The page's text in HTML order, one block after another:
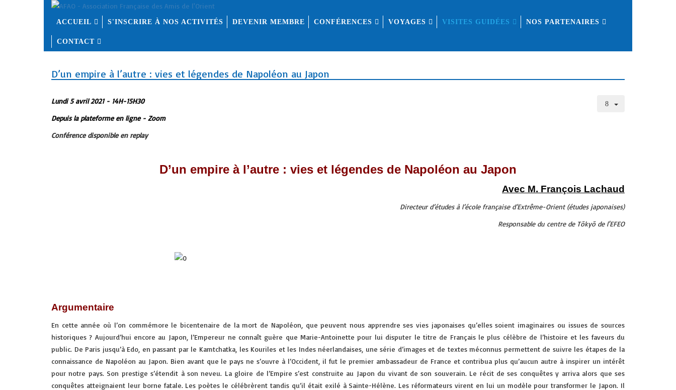
ACCUEIL S'INSCRIRE À NOS ACTIVITÉS DEVENIR MEMBRE CONFÉRENCES VOYAGES VISITES GUIDÉES NOS PARTENAIRES
CONTACT
D’un empire à l’autre : vies et légendes de Napoléon au Japon
Lundi 5 avril 2021 - 14H-15H30
Depuis la plateforme en ligne - Zoom
Conférence disponible en replay
D’un empire à l’autre : vies et légendes de Napoléon au Japon
Avec M. François Lachaud
Directeur d’études à l’école française d’Extrême-Orient (études japonaises)
Responsable du centre de Tōkyō de l'EFEO
Argumentaire
En cette année où l’on commémore le bicentenaire de la mort de Napoléon, que peuvent nous apprendre ses vies japonaises qu’elles soient imaginaires ou issues de sources
historiques ? Aujourd’hui encore au Japon, l’Empereur ne connaît guère que Marie-Antoinette pour lui disputer le titre de Français le plus célèbre de l’histoire et les faveurs du
public. De Paris jusqu’à Edo, en passant par le Kamtchatka, les Kouriles et les Indes néerlandaises, une série d’images et de textes méconnus permettent de suivre les étapes de la
connaissance de Napoléon au Japon. Bien avant que le pays ne s’ouvre à l’Occident, il fut le premier ambassadeur de France et contribua plus qu’aucun autre à inspirer un intérêt
pour notre pays. Son prestige s’étendit à son neveu. La gloire de l’Empire s’est construite au Japon du vivant de son souverain. Le récit de ses conquêtes y arriva alors que ses
conquêtes atteignaient leur borne fatale. Les poètes le célébrèrent tandis qu’il était exilé à Sainte-Hélène. Les réformateurs virent en lui un modèle pour transformer le Japon. Il